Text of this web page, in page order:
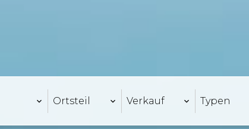
Ortsteil Verkauf Typen